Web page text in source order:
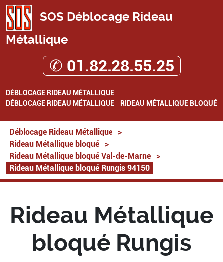
SOS Déblocage Rideau
Métallique
✆ 01.82.28.55.25
DÉBLOCAGE RIDEAU MÉTALLIQUE
DÉBLOCAGE RIDEAU MÉTALLIQUE
RIDEAU MÉTALLIQUE BLOQUÉ
Déblocage Rideau Métallique
>
Rideau Métallique bloqué
>
Rideau Métallique bloqué Val-de-Marne
>
Rideau Métallique bloqué Rungis 94150
Rideau Métallique
bloqué Rungis